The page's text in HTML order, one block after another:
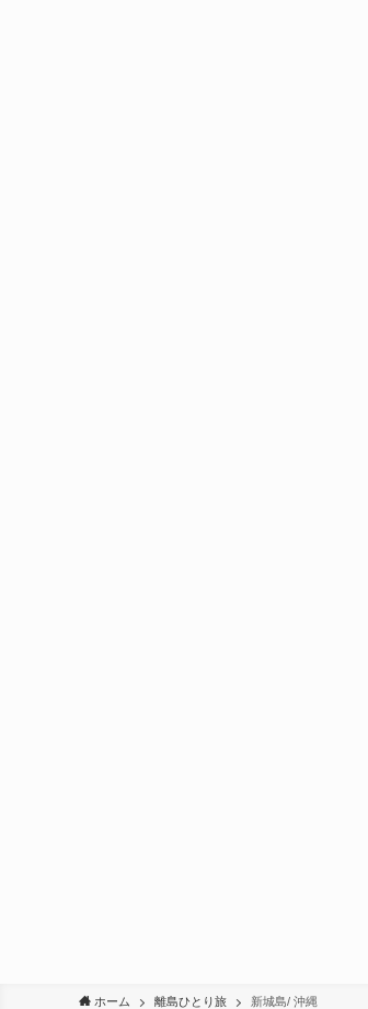
ホーム 離島ひとり旅 新城島/ 沖縄